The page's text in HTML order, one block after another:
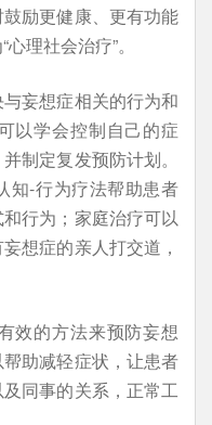
励更健康、更有功能
理社会治疗”。
妄想症相关的行为和
以学会控制自己的症
制定复发预防计划。
知-行为疗法帮助患者
行为；家庭治疗可以
想症的亲人打交道，
效的方法来预防妄想
助减轻症状，让患者
同事的关系，正常工